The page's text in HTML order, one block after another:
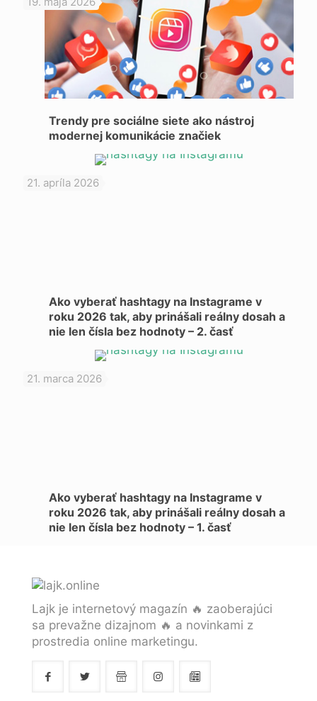
Trendy pre sociálne siete ako nástroj
modernej komunikácie značiek
21. apríla 2026
Ako vyberať hashtagy na Instagrame v
roku 2026 tak, aby prinášali reálny dosah a
nie len čísla bez hodnoty – 2. časť
21. marca 2026
Ako vyberať hashtagy na Instagrame v
roku 2026 tak, aby prinášali reálny dosah a
nie len čísla bez hodnoty – 1. časť
Lajk je internetový magazín 🔥 zaoberajúci
sa prevažne dizajnom 🔥 a novinkami z
prostredia online marketingu.